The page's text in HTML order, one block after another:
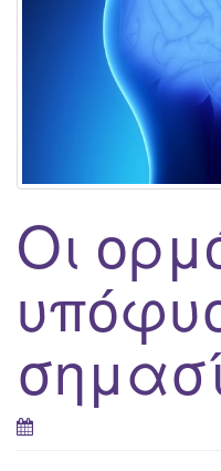
Οι